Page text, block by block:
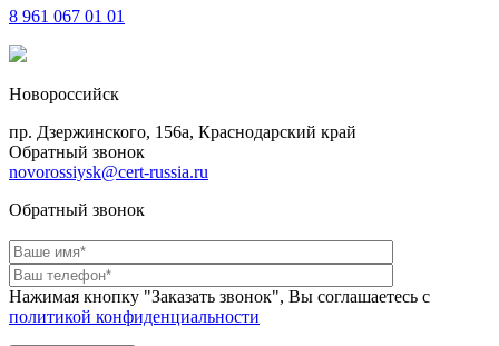
8 961 067 01 01
Новороссийск
пр. Дзержинского, 156a, Краснодарский край
Обратный звонок
novorossiysk@cert-russia.ru
Обратный звонок
Нажимая кнопку "Заказать звонок", Вы соглашаетесь с
политикой конфиденциальности